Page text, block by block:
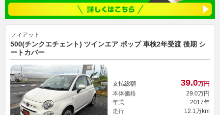
フィアット
500(チンクエチェント) ツインエア ポップ 車検2年受渡 後期 シ
ートカバー
支払総額 39.0万円
本体価格
29.0万円
年式
2017年
走行
12.1万km